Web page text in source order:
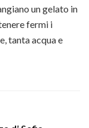
un gelato in
fermi i
tanta acqua e